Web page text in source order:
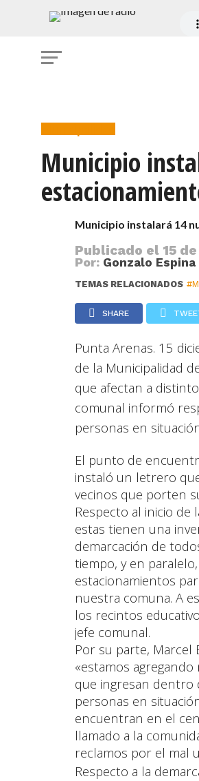
Municipalidad
Municipio
Municipio instalará 14
Publicado el 15
Por: Gonzalo Espina
TEMAS RELACIONADOS
SHARE
Punta Arenas. 15
de la Municipalidad
que afectan a
comunal informó
personas en
El punto de
instaló un letrero
vecinos que porten
Respecto al inicio de
estas tienen una
demarcación de
tiempo, y en
estacionamientos
nuestra comuna. A
los recintos
jefe comunal.
Por su parte, Marcel
«estamos
que ingresan dentro
personas en
encuentran en el
llamado a la
reclamos por el mal
Respecto a la